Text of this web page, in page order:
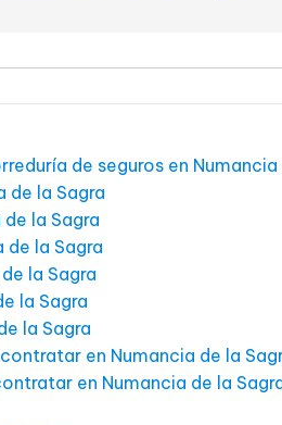
de seguros en Numancia
de la Sagra
la Sagra
de la Sagra
la Sagra
la Sagra
la Sagra
en Numancia de la
en Numancia de la